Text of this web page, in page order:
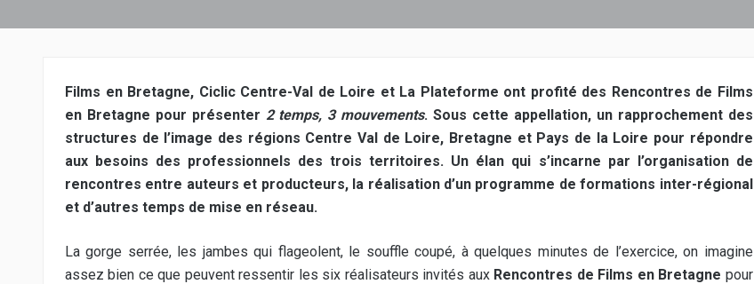
Films en Bretagne, Ciclic Centre-Val de Loire et La Plateforme ont profité des Rencontres de Films
en Bretagne pour présenter 2 temps, 3 mouvements. Sous cette appellation, un rapprochement des
structures de l’image des régions Centre Val de Loire, Bretagne et Pays de la Loire pour répondre
aux besoins des professionnels des trois territoires. Un élan qui s’incarne par l’organisation de
rencontres entre auteurs et producteurs, la réalisation d’un programme de formations inter-régional
et d’autres temps de mise en réseau.
La gorge serrée, les jambes qui flageolent, le souffle coupé, à quelques minutes de l’exercice, on imagine
assez bien ce que peuvent ressentir les six réalisateurs invités aux Rencontres de Films en Bretagne pour